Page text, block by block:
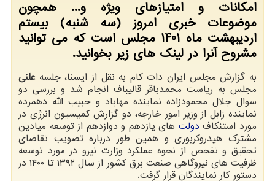
امکانات و امتیازهای ویژه و... همچون
موضوعات خبری امروز (سه شنبه) بیستم
اردیبهشت ماه 1401 مجلس است که می توانید
مشروح آنرا در لینک های زیر بخوانید.
به گزارش مجلس ایران دات کام به نقل از ایسنا، جلسه علنی
مجلس به ریاست محمدباقر قالیباف انجام شد و بررسی دو
سوال جلال محمودزاده نماینده مهاباد و حبیب الله دهمرده
نماینده زابل از وزیر امور خارجه، دو گزارش کمیسیون انرژی در
مورد استنکاف دولت های یازدهم و دوازدهم از توسعه میادین
مشترک هیدروکربوری و همین طور درباره تصویب تقاضای
تحقیق و تفحص از نحوه عملکرد وزارت نیرو در مورد توسعه
ظرفیت های نیروگاهی صنعت برق کشور از سال ۱۳۹۲ تا ۱۴۰۰ در
دستور کار نمایندگان قرار گرفت.